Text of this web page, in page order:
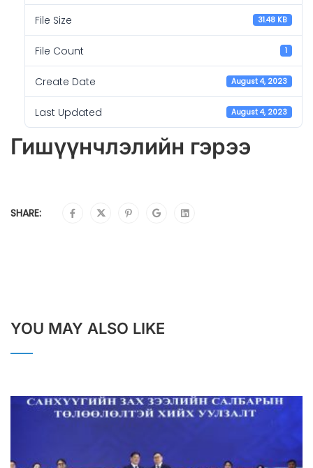
File Size 31.48 KB
File Count 1
Create Date August 4, 2023
Last Updated August 4, 2023
Гишүүнчлэлийн гэрээ
SHARE:
YOU MAY ALSO LIKE